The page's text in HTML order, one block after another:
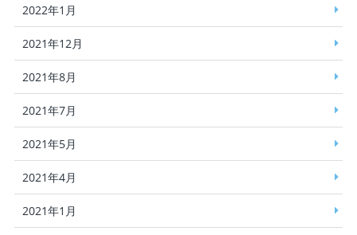
2022年1月
2021年12月
2021年8月
2021年7月
2021年5月
2021年4月
2021年1月